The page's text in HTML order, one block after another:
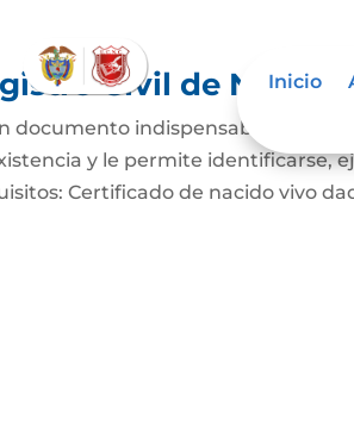
Inicio
Civil de
documento indispensable
y le permite identificarse,
Certificado de nacido vivo